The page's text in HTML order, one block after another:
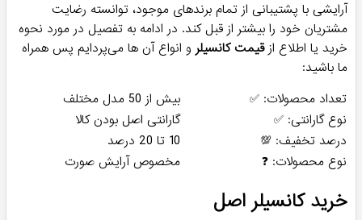
آرایشی با پشتیبانی از تمام برندهای موجود، توانسته رضایت
مشتریان خود را بیشتر از قبل کند. در ادامه به تفصیل در مورد نحوه
خرید یا اطلاع ازقیمت کانسیلر و انواع آن ها می‌پردایم پس همراه
ما باشید:
تعداد محصولات: ✅
بیش از 50 مدل مختلف
نوع گارانتی: ✅
گارانتی اصل بودن کالا
درصد تخفیف: 💯
10 تا 20 درصد
نوع محصولات: ❓
مخصوص آرایش صورت
خرید کانسیلر اصل